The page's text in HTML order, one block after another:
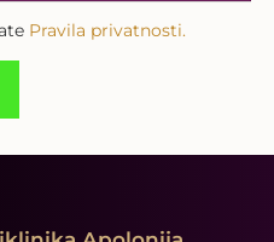
Pravila privatnosti.